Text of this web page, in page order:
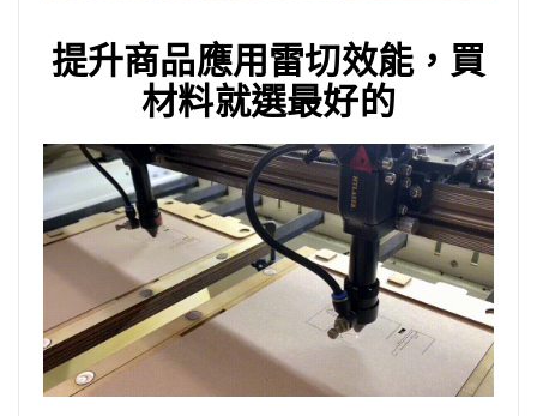
提升商品應用雷切效能，買
材料就選最好的